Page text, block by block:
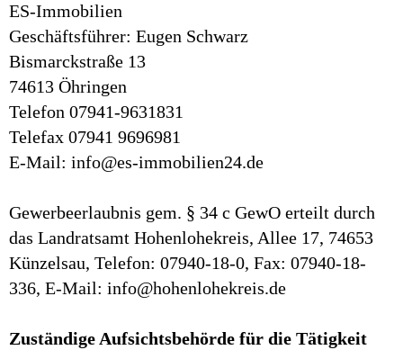
ES-Immobilien
Geschäftsführer: Eugen Schwarz
Bismarckstraße 13
74613 Öhringen
Telefon 07941-9631831
Telefax 07941 9696981
E-Mail: info@es-immobilien24.de
Gewerbeerlaubnis gem. § 34 c GewO erteilt durch
das Landratsamt Hohenlohekreis, Allee 17, 74653
Künzelsau, Telefon: 07940-18-0, Fax: 07940-18-
336, E-Mail: info@hohenlohekreis.de
Zuständige Aufsichtsbehörde für die Tätigkeit